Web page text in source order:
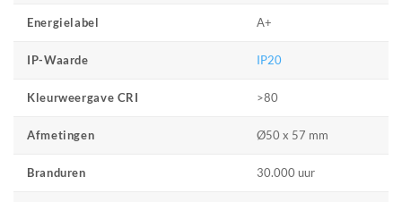
Energielabel A+
IP-Waarde IP20
Kleurweergave CRI >80
Afmetingen Ø50 x 57 mm
Branduren 30.000 uur